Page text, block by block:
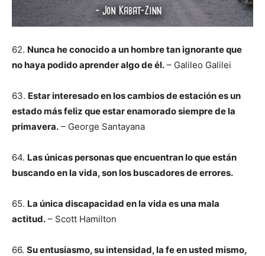
62. Nunca he conocido a un hombre tan ignorante que
no haya podido aprender algo de él. – Galileo Galilei
63. Estar interesado en los cambios de estación es un
estado más feliz que estar enamorado siempre de la
primavera. – George Santayana
64. Las únicas personas que encuentran lo que están
buscando en la vida, son los buscadores de errores.
65. La única discapacidad en la vida es una mala
actitud. – Scott Hamilton
66. Su entusiasmo, su intensidad, la fe en usted mismo,